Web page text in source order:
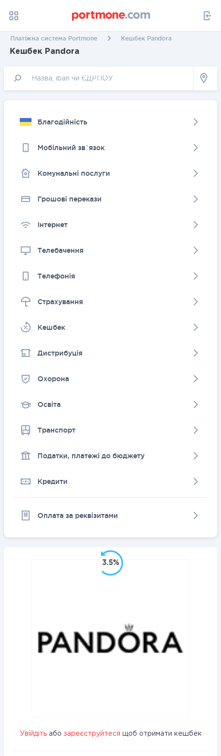
Платіжна система Portmone Кешбек Pandora
Кешбек Pandora
Благодійність
Мобільний зв`язок
Комунальні послуги
Грошовi перекази
Інтернет
Телебачення
Телефонія
Страхування
Kешбек
Дистрибуція
Охорона
Освіта
Транспорт
Податки, платежі до бюджету
Кредити
Оплата за реквізитами
3.5%
Увійдітьабо зареєструйтеся щоб отримати кешбек